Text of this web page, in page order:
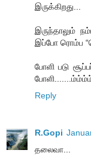
இருக்கிறது...
இருந்தாலும்
இப்போ ரொம்ப
போளி படு
Reply
R.Gopi
தலைவா...